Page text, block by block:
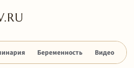
Беременность Видео